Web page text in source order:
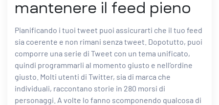
mantenere il feed pieno
Pianificando i tuoi tweet puoi assicurarti che il tuo feed
sia coerente e non rimani senza tweet. Dopotutto, puoi
comporre una serie di Tweet con un tema unificato,
quindi programmarli al momento giusto e nell’ordine
giusto. Molti utenti di Twitter, sia di marca che
individuali, raccontano storie in 280 morsi di
personaggi. A volte lo fanno scomponendo qualcosa di